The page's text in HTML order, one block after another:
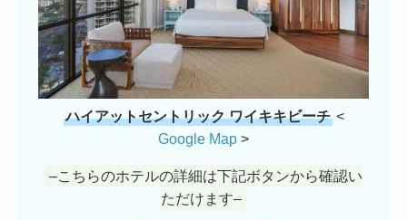
ハイアットセントリック ワイキキビーチ<
Google Map >
–こちらのホテルの詳細は下記ボタンから確認い
ただけます–